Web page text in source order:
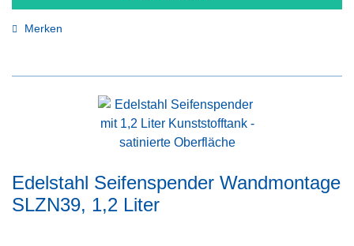
Merken
Edelstahl Seifenspender Wandmontage
SLZN39, 1,2 Liter